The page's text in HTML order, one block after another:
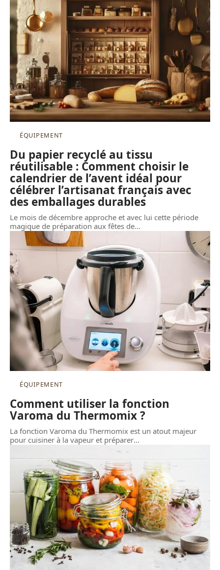
ÉQUIPEMENT
Du papier recyclé au tissu
réutilisable : Comment choisir le
calendrier de l’avent idéal pour
célébrer l’artisanat français avec
des emballages durables
Le mois de décembre approche et avec lui cette période
magique de préparation aux fêtes de…
ÉQUIPEMENT
Comment utiliser la fonction
Varoma du Thermomix ?
La fonction Varoma du Thermomix est un atout majeur
pour cuisiner à la vapeur et préparer…